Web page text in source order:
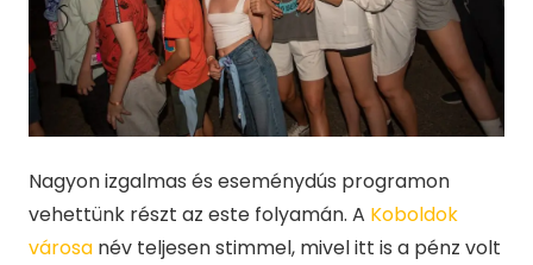
Nagyon izgalmas és eseménydús programon
vehettünk részt az este folyamán. A Koboldok
városa név teljesen stimmel, mivel itt is a pénz volt